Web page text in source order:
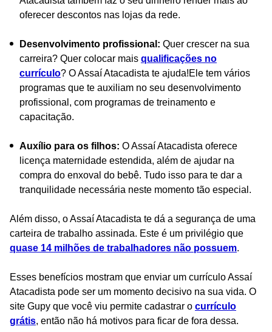
oferecer descontos nas lojas da rede.
Desenvolvimento profissional: Quer crescer na sua
carreira? Quer colocar mais qualificações no
currículo? O Assaí Atacadista te ajuda!Ele tem vários
programas que te auxiliam no seu desenvolvimento
profissional, com programas de treinamento e
capacitação.
Auxílio para os filhos: O Assaí Atacadista oferece
licença maternidade estendida, além de ajudar na
compra do enxoval do bebê. Tudo isso para te dar a
tranquilidade necessária neste momento tão especial.
Além disso, o Assaí Atacadista te dá a segurança de uma
carteira de trabalho assinada. Este é um privilégio que
quase 14 milhões de trabalhadores não possuem.
Esses benefícios mostram que enviar um currículo Assaí
Atacadista pode ser um momento decisivo na sua vida. O
site Gupy que você viu permite cadastrar o currículo
grátis, então não há motivos para ficar de fora dessa.